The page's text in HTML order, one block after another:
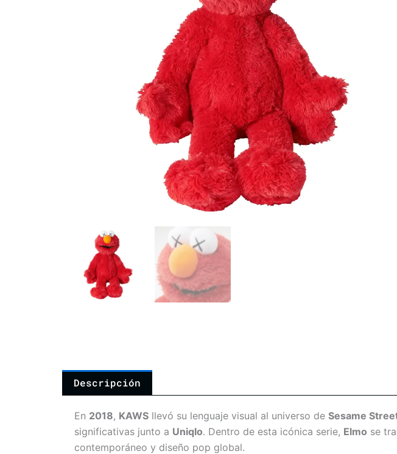
Descripción
En 2018, KAWS llevó su lenguaje visual al universo de Sesame
significativas junto a Uniqlo. Dentro de esta icónica serie, Elmo se
contemporáneo y diseño pop global.